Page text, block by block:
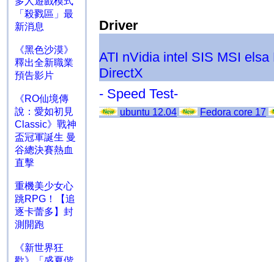
「殺戮區」最
新消息
《黑色沙漠》
釋出全新職業
預告影片
《RO仙境傳
說：愛如初見
Classic》戰神
盃冠軍誕生 曼
谷總決賽熱血
直擊
重機美少女心
跳RPG！【追
逐卡蕾多】封
測開跑
《新世界狂
Driver
ATI nVidia intel SIS MSI elsa
DirectX
- Speed Test-
ubuntu 12.04 Fedora core 17